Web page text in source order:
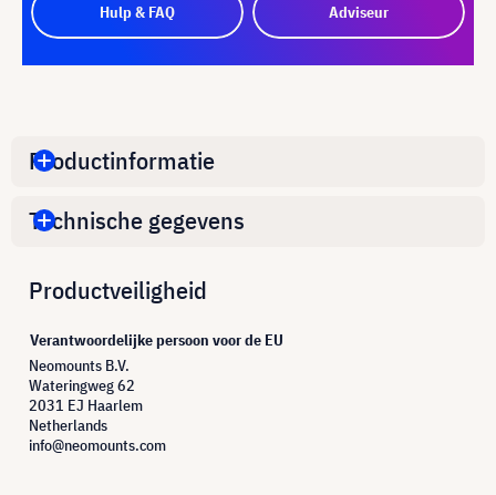
Hulp & FAQ Adviseur
Productinformatie
Technische gegevens
Productveiligheid
Verantwoordelijke persoon voor de EU
Neomounts B.V.
Wateringweg 62
2031 EJ Haarlem
Netherlands
info@neomounts.com